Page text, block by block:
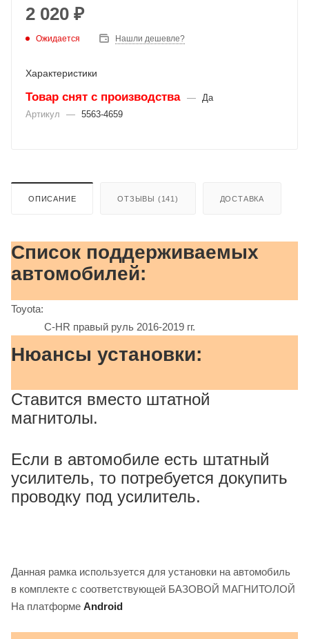
2 020 ₽
Ожидается Нашли дешевле?
Характеристики
Товар снят с производства — Да
Артикул
— 5563-4659
ОПИСАНИЕ ОТЗЫВЫ (141) ДОСТАВКА
Список поддерживаемых
автомобилей:
Toyota:
C-HR правый руль 2016-2019 гг.
Нюансы установки:
Ставится вместо штатной
магнитолы.
Если в автомобиле есть штатный
усилитель, то потребуется докупить
проводку под усилитель.
Данная рамка используется для установки на автомобиль
в комплекте с соответствующей БАЗОВОЙ МАГНИТОЛОЙ
На платформе Android